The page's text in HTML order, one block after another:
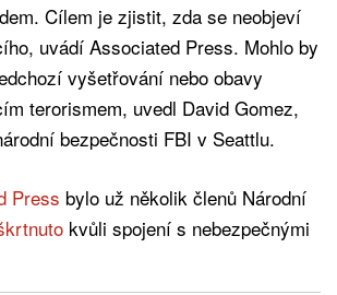
Cílem je zjistit, zda se neobjeví
uvádí Associated Press. Mohlo by
vyšetřování nebo obavy
terorismem, uvedl David Gomez,
bezpečnosti FBI v Seattlu.
Press bylo už několik členů Národní
kvůli spojení s nebezpečnými